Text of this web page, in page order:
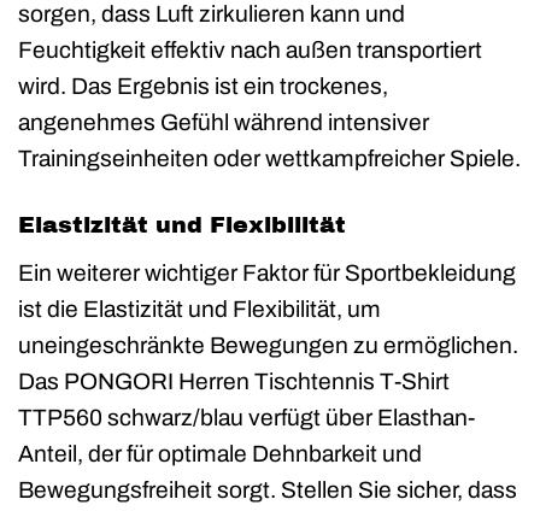
sorgen, dass Luft zirkulieren kann und
Feuchtigkeit effektiv nach außen transportiert
wird. Das Ergebnis ist ein trockenes,
angenehmes Gefühl während intensiver
Trainingseinheiten oder wettkampfreicher Spiele.
Elastizität und Flexibilität
Ein weiterer wichtiger Faktor für Sportbekleidung
ist die Elastizität und Flexibilität, um
uneingeschränkte Bewegungen zu ermöglichen.
Das PONGORI Herren Tischtennis T-Shirt
TTP560 schwarz/blau verfügt über Elasthan-
Anteil, der für optimale Dehnbarkeit und
Bewegungsfreiheit sorgt. Stellen Sie sicher, dass